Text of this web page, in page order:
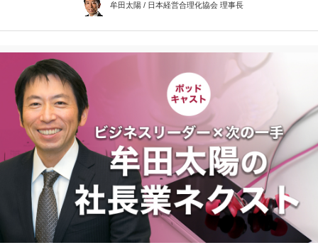
牟田太陽 / 日本経営合理化協会 理事長